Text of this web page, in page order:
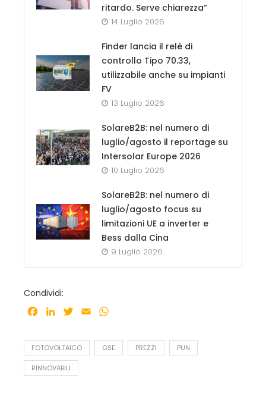
ritardo. Serve chiarezza”
14 Luglio 2026
Finder lancia il relè di
controllo Tipo 70.33,
utilizzabile anche su impianti
FV
13 Luglio 2026
SolareB2B: nel numero di
luglio/agosto il reportage su
Intersolar Europe 2026
10 Luglio 2026
SolareB2B: nel numero di
luglio/agosto focus su
limitazioni UE a inverter e
Bess dalla Cina
9 Luglio 2026
Condividi:
Facebook
LinkedInTwitter
Email
FOTOVOLTAICO GSE PREZZI PUN
RINNOVABILI